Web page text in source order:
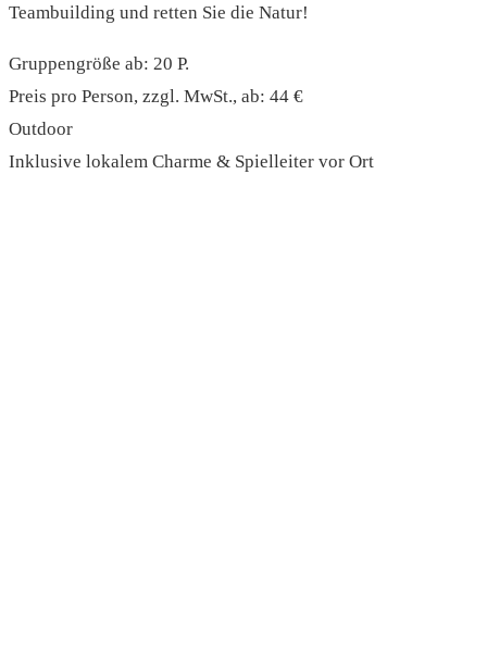
Teambuilding und retten Sie die Natur!
Gruppengröße ab: 20 P.
Preis pro Person, zzgl. MwSt., ab: 44 €
Outdoor
Inklusive lokalem Charme & Spielleiter vor Ort